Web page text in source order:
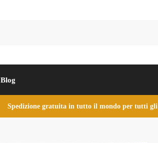
Blog
Spedizione gratuita in tutto il mondo per tutti